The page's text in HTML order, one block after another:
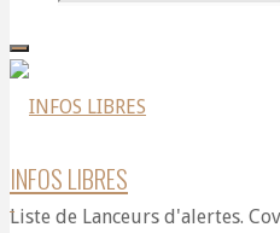
INFOS LIBRES
Liste de Lanceurs d'alertes.